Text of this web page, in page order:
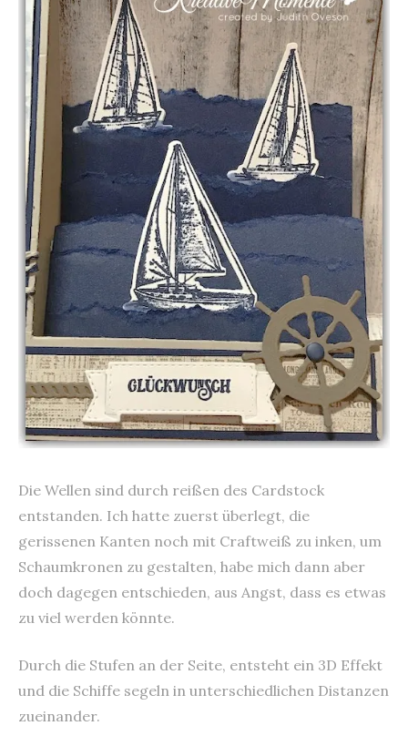
Die Wellen sind durch reißen des Cardstock
entstanden. Ich hatte zuerst überlegt, die
gerissenen Kanten noch mit Craftweiß zu inken, um
Schaumkronen zu gestalten, habe mich dann aber
doch dagegen entschieden, aus Angst, dass es etwas
zu viel werden könnte.
Durch die Stufen an der Seite, entsteht ein 3D Effekt
und die Schiffe segeln in unterschiedlichen Distanzen
zueinander.